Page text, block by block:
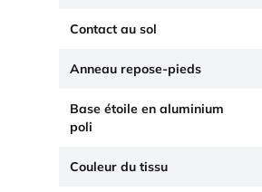
Contact au sol
Anneau repose-pieds
Base étoile en aluminium
poli
Couleur du tissu